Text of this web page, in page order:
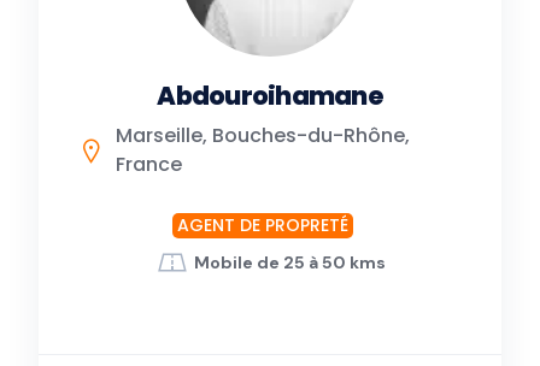
Abdouroihamane
Marseille, Bouches-du-Rhône,
France
AGENT DE PROPRETÉ
Mobile de 25 à 50 kms